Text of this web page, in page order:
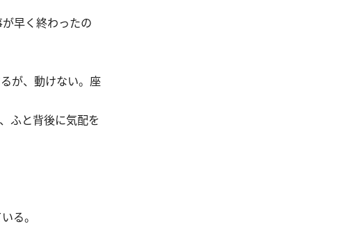
早く終わったの
が、動けない。座
ふと背後に気配を
る。